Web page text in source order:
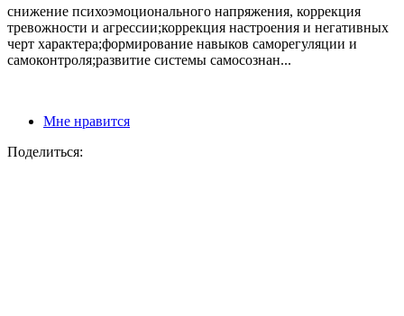
снижение психоэмоционального напряжения, коррекция
тревожности и агрессии;коррекция настроения и негативных
черт характера;формирование навыков саморегуляции и
самоконтроля;развитие системы самосознан...
Мне нравится
Поделиться: